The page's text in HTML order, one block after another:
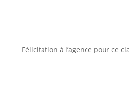
Félicitation à l’agence pour ce